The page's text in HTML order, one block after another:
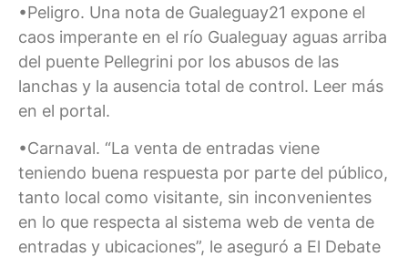
•Peligro. Una nota de Gualeguay21 expone el
caos imperante en el río Gualeguay aguas arriba
del puente Pellegrini por los abusos de las
lanchas y la ausencia total de control. Leer más
en el portal.
•Carnaval. “La venta de entradas viene
teniendo buena respuesta por parte del público,
tanto local como visitante, sin inconvenientes
en lo que respecta al sistema web de venta de
entradas y ubicaciones”, le aseguró a El Debate